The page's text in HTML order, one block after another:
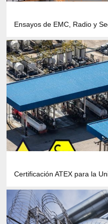
Ensayos de EMC, Radio y
Certificación ATEX para la